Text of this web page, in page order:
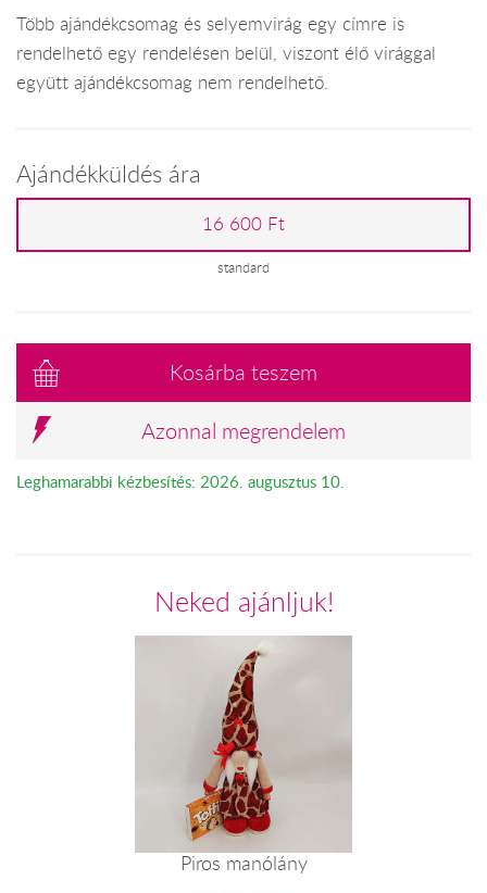
Több ajándékcsomag és selyemvirág egy címre is
rendelhető egy rendelésen belül, viszont élő virággal
együtt ajándékcsomag nem rendelhető.
Ajándékküldés ára
16 600 Ft
standard
Kosárba teszem
Azonnal megrendelem
Leghamarabbi kézbesítés: 2026. augusztus 10.
Neked ajánljuk!
Piros manólány